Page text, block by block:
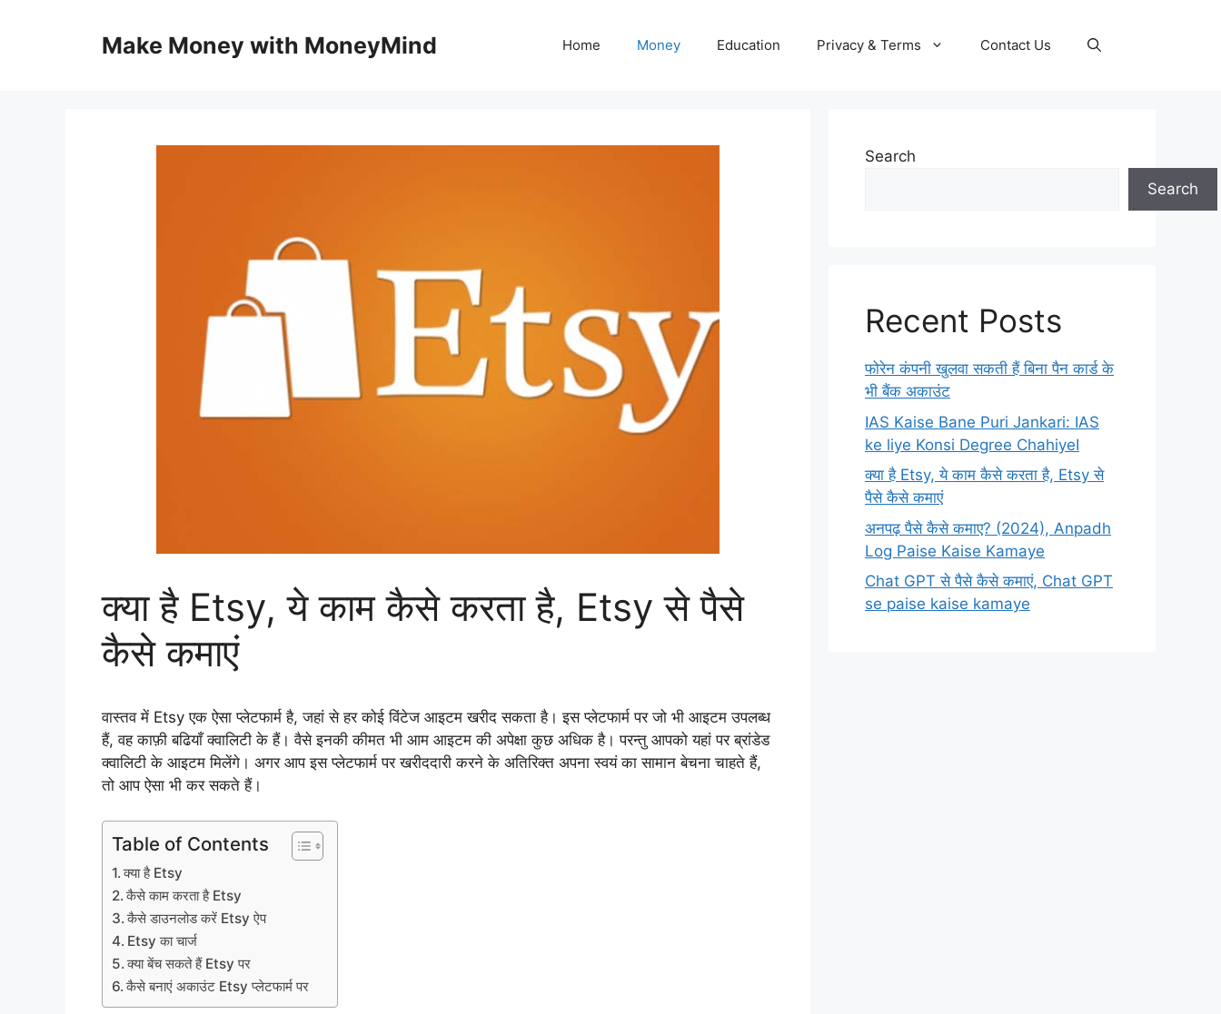
Make Money with MoneyMind Home Money Education Privacy & Terms Contact Us
क्या है Etsy, ये काम कैसे करता है, Etsy से पैसे
कैसे कमाएं
वास्तव में Etsy एक ऐसा प्लेटफार्म है, जहां से हर कोई विंटेज आइटम खरीद सकता है। इस प्लेटफार्म पर जो भी आइटम उपलब्ध
हैं, वह काफ़ी बढियाँ क्वालिटी के हैं। वैसे इनकी कीमत भी आम आइटम की अपेक्षा कुछ अधिक है। परन्तु आपको यहां पर ब्रांडेड
क्वालिटी के आइटम मिलेंगे। अगर आप इस प्लेटफार्म पर खरीददारी करने के अतिरिक्त अपना स्वयं का सामान बेचना चाहते हैं,
तो आप ऐसा भी कर सकते हैं।
Table of Contents
क्या है Etsy
कैसे काम करता है Etsy
कैसे डाउनलोड करें Etsy ऐप
Etsy का चार्ज
क्या बेंच सकते हैं Etsy पर
कैसे बनाएं अकाउंट Etsy प्लेटफार्म पर
Search
Search
Recent Posts
फोरेन कंपनी खुलवा सकती हैं बिना पैन कार्ड के
भी बैंक अकाउंट
IAS Kaise Bane Puri Jankari: IAS
ke liye Konsi Degree ChahiyeI
क्या है Etsy, ये काम कैसे करता है, Etsy से
पैसे कैसे कमाएं
अनपढ़ पैसे कैसे कमाए? (2024), Anpadh
Log Paise Kaise Kamaye
Chat GPT से पैसे कैसे कमाएं, Chat GPT
se paise kaise kamaye